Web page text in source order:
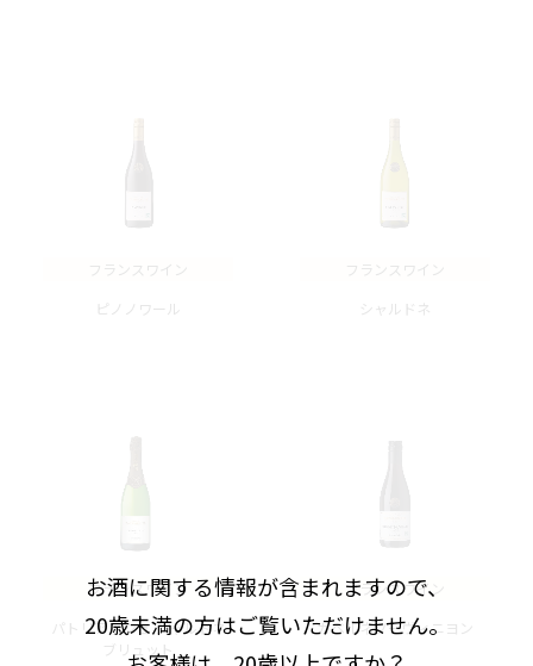
フランスワイン
ピノノワール
フランスワイン
シャルドネ
フランスワイン
パトリアッシュ シャルドネ
ブリュット
フランスワイン
カベルネソーヴィニヨン
お酒に関する情報が含まれますので、
20歳未満の方はご覧いただけません。